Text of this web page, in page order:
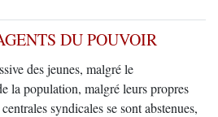
DU POUVOIR
des jeunes, malgré le
la population, malgré leurs propres
syndicales se sont abstenues,